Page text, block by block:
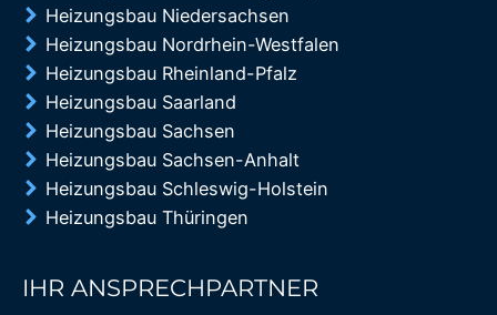
Heizungsbau Niedersachsen
Heizungsbau Nordrhein-Westfalen
Heizungsbau Rheinland-Pfalz
Heizungsbau Saarland
Heizungsbau Sachsen
Heizungsbau Sachsen-Anhalt
Heizungsbau Schleswig-Holstein
Heizungsbau Thüringen
IHR ANSPRECHPARTNER